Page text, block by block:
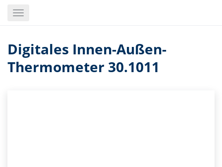
Toggle
Digitales Innen-Außen-
Thermometer 30.1011